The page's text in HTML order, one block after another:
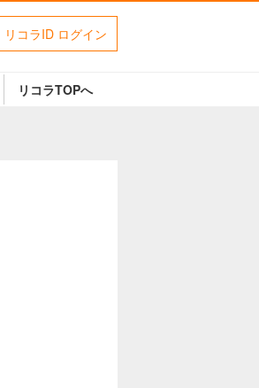
リコラID ログイン
リコラTOPへ